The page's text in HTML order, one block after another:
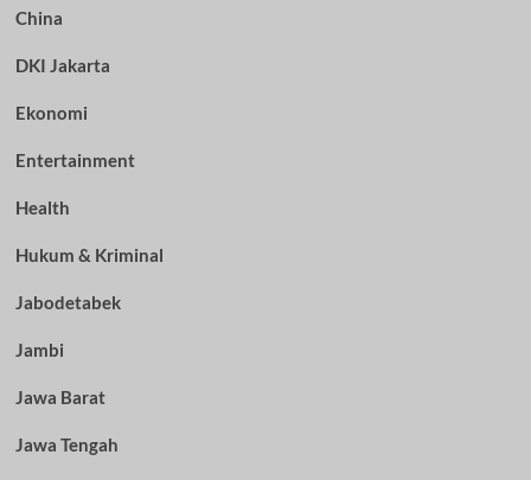
China
DKI Jakarta
Ekonomi
Entertainment
Health
Hukum & Kriminal
Jabodetabek
Jambi
Jawa Barat
Jawa Tengah